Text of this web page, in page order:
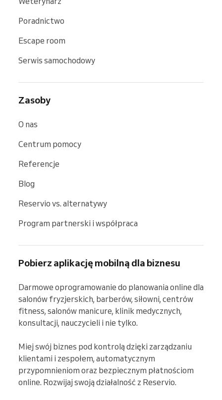
Poradnictwo
Escape room
Serwis samochodowy
Zasoby
O nas
Centrum pomocy
Referencje
Blog
Reservio vs. alternatywy
Program partnerski i współpraca
Pobierz aplikację mobilną dla biznesu
Darmowe oprogramowanie do planowania online dla
salonów fryzjerskich, barberów, siłowni, centrów
fitness, salonów manicure, klinik medycznych,
konsultacji, nauczycieli i nie tylko.
Miej swój biznes pod kontrolą dzięki zarządzaniu
klientami i zespołem, automatycznym
przypomnieniom oraz bezpiecznym płatnościom
online. Rozwijaj swoją działalność z Reservio.